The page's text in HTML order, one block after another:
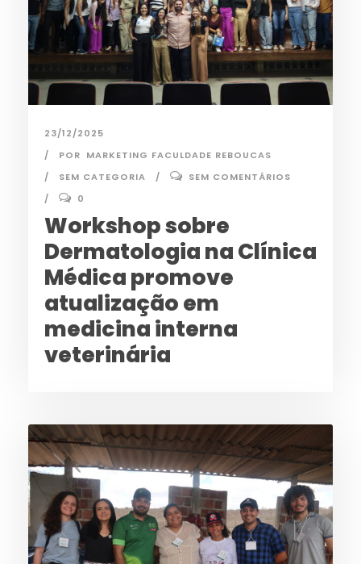
23/12/2025
POR MARKETING FACULDADE REBOUCAS
SEM CATEGORIA
SEM COMENTÁRIOS
0
Workshop sobre
Dermatologia na Clínica
Médica promove
atualização em
medicina interna
veterinária